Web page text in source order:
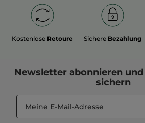
Kostenlose Retoure Sichere Bezahlung
Newsletter abonnieren und
sichern